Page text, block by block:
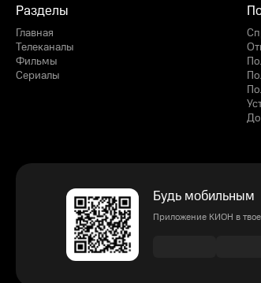
Разделы
Главная
Телеканалы
Фильмы
Сериалы
Будь мобильным
Приложение КИОН в